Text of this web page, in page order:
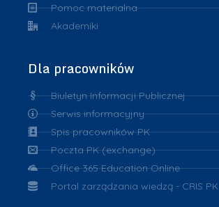
Pomoc materialna
Akademiki
Dla pracowników
Biuletyn Informacji Publicznej
Serwis informacyjny
Spis pracowników PK
Poczta PK (exchange)
Office 365 Education Online
Portal zarządzania wiedzą - CRIS PK